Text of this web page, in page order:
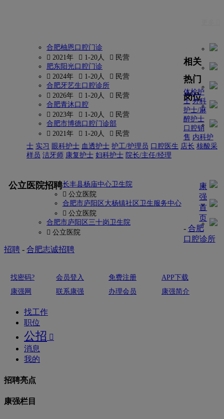
合肥柚恩口腔门诊
 2021年
 1-20人
 民营
肥东阳光口腔门诊
 2024年
 1-20人
 民营
合肥牙艺生口腔诊所
 2026年
 1-20人
 民营
合肥青沐口腔
 2023年
 1-20人
 民营
合肥市博德口腔门诊部
 2021年
 1-20人  民营
相关
热门
岗位
体检护
士 外科
护士/麻
醉护士
口腔销
售 内科护
士 实习 眼科护士 血透护士 护工/护理员 口腔医生 店长 核酸采
样员 洁牙师 康复护士 妇科护士 院长/主任/经理
公立医院招聘长丰县杨庙中心卫生院
 公立医院
合肥市庐阳区大杨镇社区卫生服务中心
 公立医院
合肥市庐阳区三十岗卫生院
 公立医院
康
强
首
页
- 合肥
口腔诊所
招聘 - 合肥志诚招聘
找密码? 会员登入 免费注册
APP下载
康强网
联系康强 办理会员 康强简介
找工作
职位
公招 
消息
我的
招聘亮点
康强栏目